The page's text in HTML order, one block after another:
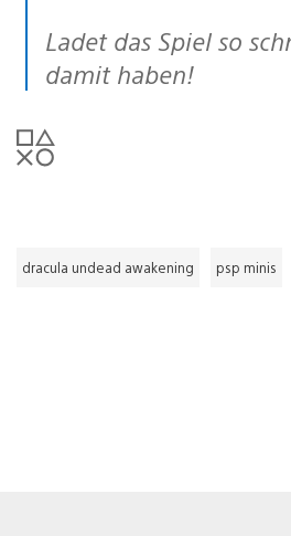
Ladet das Spiel so schnell wie möglich herunter! Ihr werdet bestimmt viel Spaß
damit haben!
dracula undead awakening psp minis